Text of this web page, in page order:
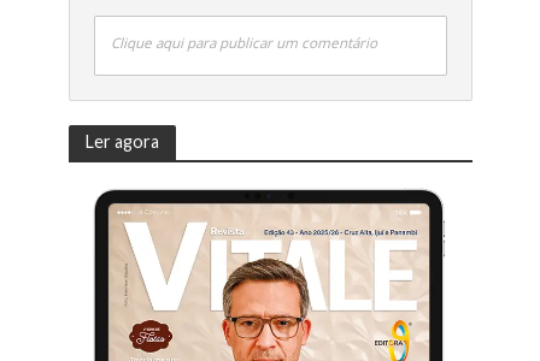
Clique aqui para publicar um comentário
Ler agora